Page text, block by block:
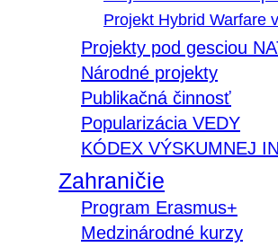
Projekt Hybrid Warfare
Projekty pod gesciou
Národné projekty
Publikačná činnosť
Popularizácia VEDY
KÓDEX VÝSKUMNEJ
Zahraničie
Program Erasmus+
Medzinárodné kurzy